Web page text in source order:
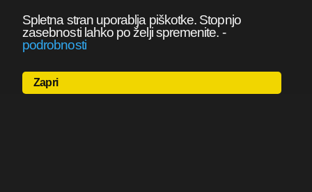
Spletna stran uporablja piškotke. Stopnjo
zasebnosti lahko po želji spremenite. -
podrobnosti
Zapri